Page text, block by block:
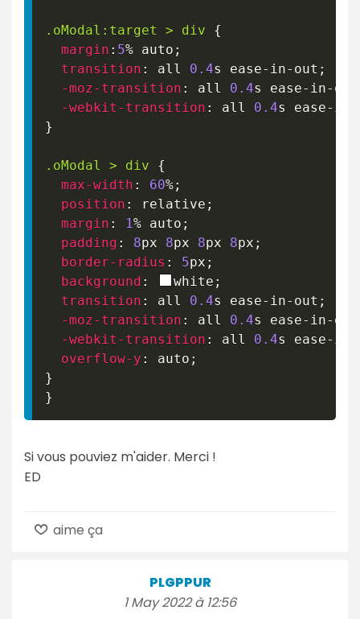
.oModal :target > div
{
margin : 5% auto ;
transition : all 0.4s ease-in-out ;
-moz-transition : all 0.4s ease-in-out
-webkit-transition : all 0.4s
ease-
}
.oModal > div
{
max-width : 60%;
position : relative ;
margin : 1% auto ;
padding : 8px 8px 8px 8px ;
border-radius : 5px ;
background : white ;
transition : all 0.4s ease-in-out ;
-moz-transition : all 0.4s ease-in-out
-webkit-transition : all 0.4s
ease-
overflow-y : auto ;
}
}
Si vous pouviez m'aider. Merci !
ED
aime ça
PLGPPUR
1 May 2022 à 12:56